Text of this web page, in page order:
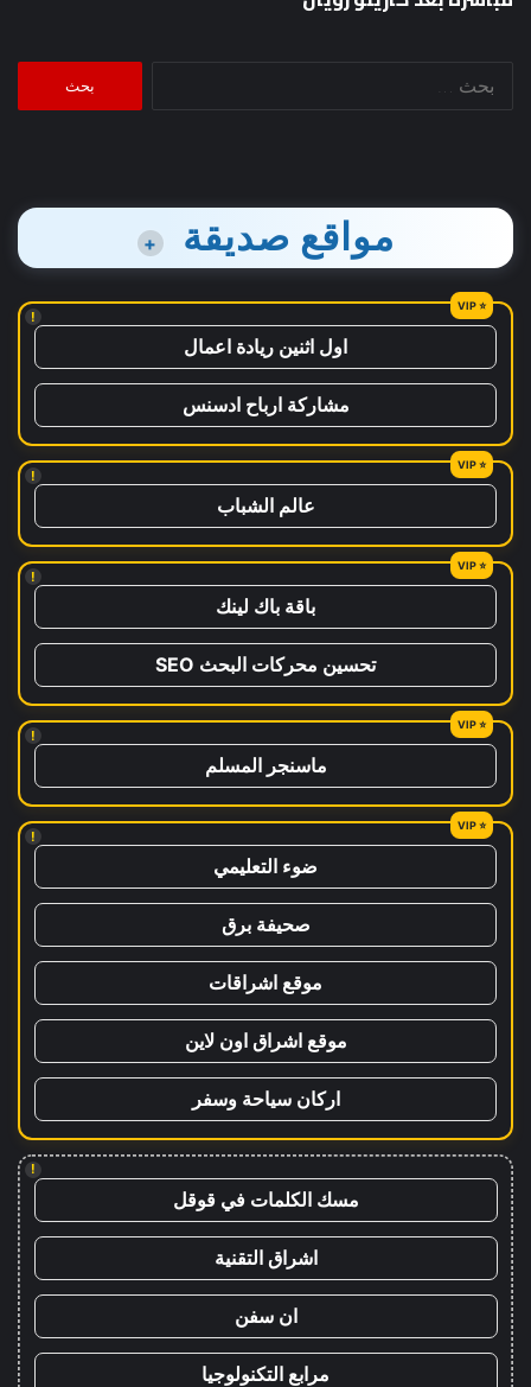
البحث
مواقع صديقة +
!
اول اثنين ريادة اعمال
مشاركة ارباح ادسنس
!
عالم الشباب
!
باقة باك لينك
تحسين محركات البحث SEO
!
ماسنجر المسلم
!
ضوء التعليمي
صحيفة برق
موقع اشراقات
موقع اشراق اون لاين
اركان سياحة وسفر
!
مسك الكلمات في قوقل
اشراق التقنية
ان سفن
مرابع التكنولوجيا